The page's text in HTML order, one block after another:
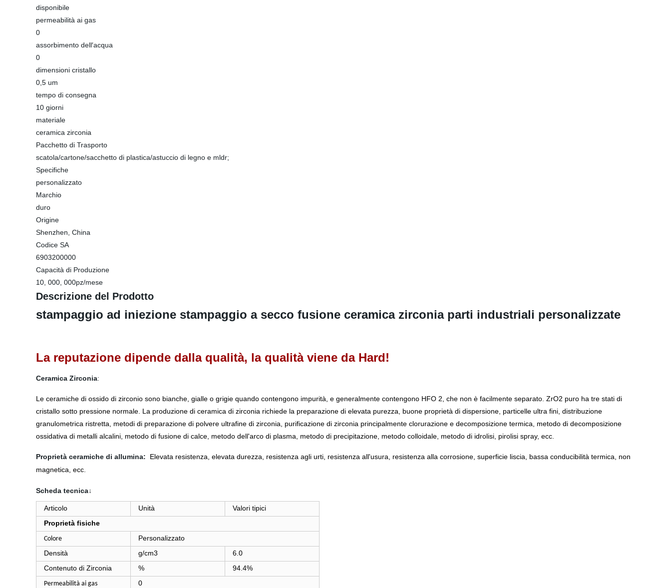
disponibile
permeabilità ai gas
0
assorbimento dell′acqua
0
dimensioni cristallo
0,5 um
tempo di consegna
10 giorni
materiale
ceramica zirconia
Pacchetto di Trasporto
scatola/cartone/sacchetto di plastica/astuccio di legno e mldr;
Specifiche
personalizzato
Marchio
duro
Origine
Shenzhen, China
Codice SA
6903200000
Capacità di Produzione
10, 000, 000pz/mese
Descrizione del Prodotto
stampaggio ad iniezione stampaggio a secco fusione ceramica zirconia parti industriali personalizzate
La reputazione dipende dalla qualità, la qualità viene da Hard!
Ceramica Zirconia:
Le ceramiche di ossido di zirconio sono bianche, gialle o grigie quando contengono impurità, e generalmente contengono HFO 2, che non è facilmente separato. ZrO2 puro ha tre stati di
cristallo sotto pressione normale. La produzione di ceramica di zirconia richiede la preparazione di elevata purezza, buone proprietà di dispersione, particelle ultra fini, distribuzione
granulometrica ristretta, metodi di preparazione di polvere ultrafine di zirconia, purificazione di zirconia principalmente clorurazione e decomposizione termica, metodo di decomposizione
ossidativa di metalli alcalini, metodo di fusione di calce, metodo dell'arco di plasma, metodo di precipitazione, metodo colloidale, metodo di idrolisi, pirolisi spray, ecc.
Proprietà ceramiche di allumina:
Elevata resistenza, elevata durezza, resistenza agli urti, resistenza all'usura, resistenza alla corrosione, superficie liscia, bassa conducibilità termica, non
magnetica, ecc.
Scheda tecnica↓
Articolo Unità
Valori tipici
Proprietà fisiche
Colore
Personalizzato
Densità
g/cm3
6.0
Contenuto di Zirconia
% 94.4%
Permeabilità ai gas
0